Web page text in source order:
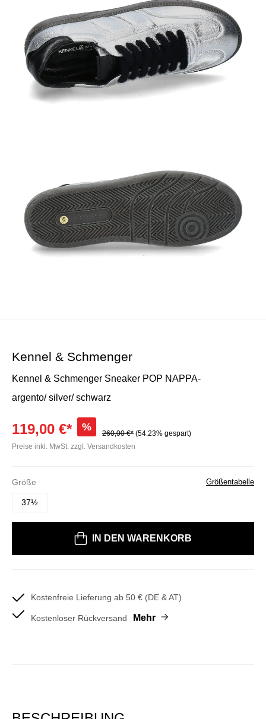
Kennel & Schmenger
Kennel & Schmenger Sneaker POP NAPPA-
argento/ silver/ schwarz
119,00 €* %
260,00 €* (54.23% gespart)
Preise inkl. MwSt. zzgl. Versandkosten
Größe Größentabelle
37½
IN DEN WARENKORB
Kostenfreie Lieferung ab 50 € (DE & AT)
Kostenloser Rückversand Mehr